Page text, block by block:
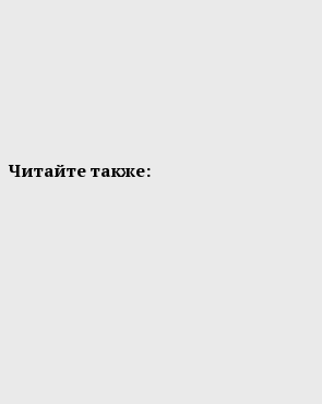
Читайте также: